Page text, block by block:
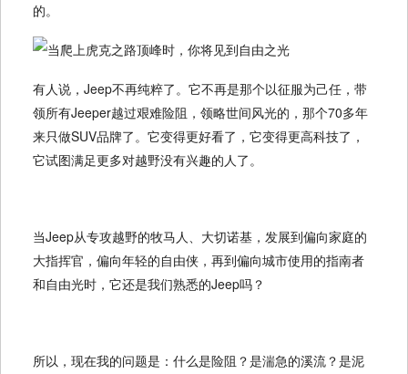
的。
有人说，Jeep不再纯粹了。它不再是那个以征服为己任，带
领所有Jeeper越过艰难险阻，领略世间风光的，那个70多年
来只做SUV品牌了。它变得更好看了，它变得更高科技了，
它试图满足更多对越野没有兴趣的人了。
当Jeep从专攻越野的牧马人、大切诺基，发展到偏向家庭的
大指挥官，偏向年轻的自由侠，再到偏向城市使用的指南者
和自由光时，它还是我们熟悉的Jeep吗？
所以，现在我的问题是：什么是险阻？是湍急的溪流？是泥